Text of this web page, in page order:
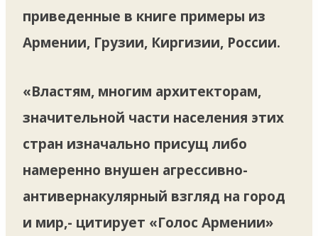
приведенные в книге примеры из
Армении, Грузии, Киргизии, России.
«Властям, многим архитекторам,
значительной части населения этих
стран изначально присущ либо
намеренно внушен агрессивно-
антивернакулярный взгляд на город
и мир,- цитирует «Голос Армении»